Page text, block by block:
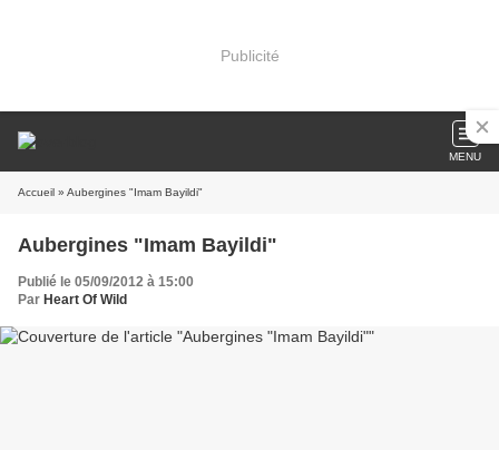
Publicité
MENU
Accueil » Aubergines "Imam Bayildi"
Aubergines "Imam Bayildi"
Publié le 05/09/2012 à 15:00
Par Heart Of Wild